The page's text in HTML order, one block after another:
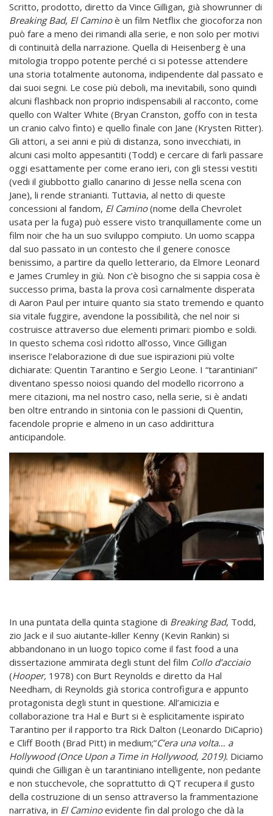
Scritto, prodotto, diretto da Vince Gilligan, già showrunner di
Breaking Bad, El Caminoè un film Netflix che giocoforza non
può fare a meno dei rimandi alla serie, e non solo per motivi
di continuità della narrazione. Quella di Heisenberg è una
mitologia troppo potente perché ci si potesse attendere
una storia totalmente autonoma, indipendente dal passato e
dai suoi segni. Le cose più deboli, ma inevitabili, sono quindi
alcuni flashback non proprio indispensabili al racconto, come
quello con Walter White (Bryan Cranston, goffo con in testa
un cranio calvo finto) e quello finale con Jane (Krysten Ritter).
Gli attori, a sei anni e più di distanza, sono invecchiati, in
alcuni casi molto appesantiti (Todd) e cercare di farli passare
oggi esattamente per come erano ieri, con gli stessi vestiti
(vedi il giubbotto giallo canarino di Jesse nella scena con
Jane), li rende stranianti. Tuttavia, al netto di queste
concessioni al fandom, El Camino(nome della Chevrolet
usata per la fuga) può essere visto tranquillamente come un
film noir che ha un suo sviluppo compiuto. Un uomo scappa
dal suo passato in un contesto che il genere conosce
benissimo, a partire da quello letterario, da Elmore Leonard
e James Crumley in giù. Non c’è bisogno che si sappia cosa è
successo prima, basta la prova così carnalmente disperata
di Aaron Paul per intuire quanto sia stato tremendo e quanto
sia vitale fuggire, avendone la possibilità, che nel noir si
costruisce attraverso due elementi primari: piombo e soldi.
In questo schema così ridotto all’osso, Vince Gilligan
inserisce l’elaborazione di due sue ispirazioni più volte
dichiarate: Quentin Tarantino e Sergio Leone. I “tarantiniani”
diventano spesso noiosi quando del modello ricorrono a
mere citazioni, ma nel nostro caso, nella serie, si è andati
ben oltre entrando in sintonia con le passioni di Quentin,
facendole proprie e almeno in un caso addirittura
anticipandole.
In una puntata della quinta stagione di Breaking Bad, Todd,
zio Jack e il suo aiutante-killer Kenny (Kevin Rankin) si
abbandonano in un luogo topico come il fast food a una
dissertazione ammirata degli stunt del film Collo d’acciaio
(Hooper, 1978) con Burt Reynolds e diretto da Hal
Needham, di Reynolds già storica controfigura e appunto
protagonista degli stunt in questione. All’amicizia e
collaborazione tra Hal e Burt si è esplicitamente ispirato
Tarantino per il rapporto tra Rick Dalton (Leonardo DiCaprio)
e Cliff Booth (Brad Pitt) in medium;”C’era una volta… a
Hollywood (Once Upon a Time in Hollywood, 2019). Diciamo
quindi che Gilligan è un tarantiniano intelligente, non pedante
e non stucchevole, che soprattutto di QT recupera il gusto
della costruzione di un senso attraverso la frammentazione
narrativa, in El Caminoevidente fin dal prologo che dà la